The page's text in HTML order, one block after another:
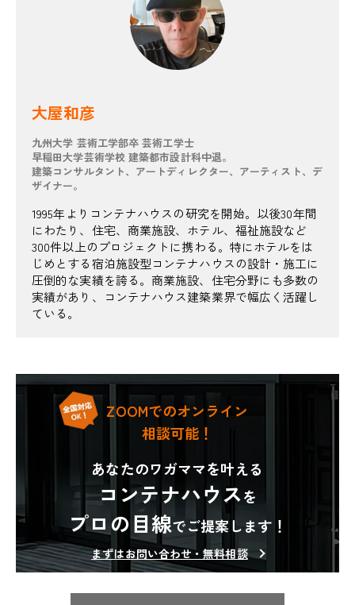
大屋和彦
九州大学 芸術工学部卒 芸術工学士
早稲田大学芸術学校 建築都市設計科中退。
建築コンサルタント、アートディレクター、アーティスト、デ
ザイナー。
1995年よりコンテナハウスの研究を開始。以後30年間
にわたり、住宅、商業施設、ホテル、福祉施設など
300件以上のプロジェクトに携わる。特にホテルをは
じめとする宿泊施設型コンテナハウスの設計・施工に
圧倒的な実績を誇る。商業施設、住宅分野にも多数の
実績があり、コンテナハウス建築業界で幅広く活躍し
ている。
ZOOMでのオンライン
相談可能！
あなたのワガママを叶える
コンテナハウスを
プロの目線でご提案します！
まずはお問い合わせ・無料相談